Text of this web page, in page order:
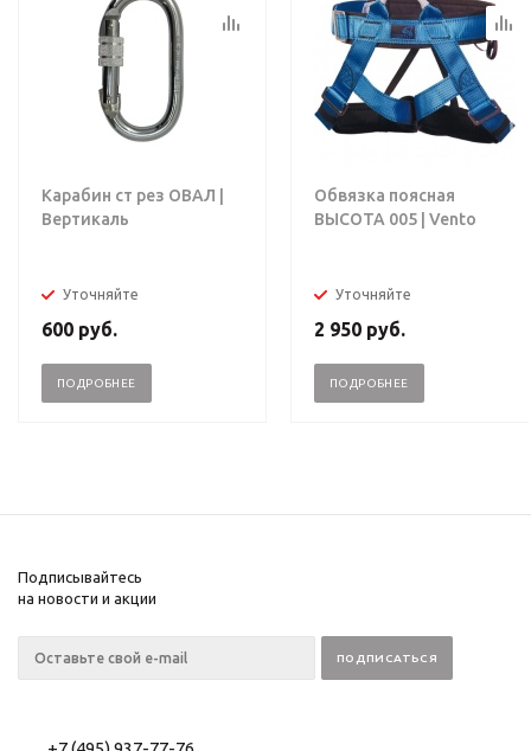
Карабин ст рез ОВАЛ |
Вертикаль
Уточняйте
600 руб.
ПОДРОБНЕЕ
Обвязка поясная
ВЫСОТА 005 | Vento
Уточняйте
2 950 руб.
ПОДРОБНЕЕ
Подписывайтесь
на новости и акции